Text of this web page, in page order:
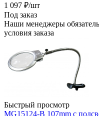
1 097 ₽/шт
Под заказ
Наши менеджеры
условия заказа
Быстрый просмотр
MG15124-B 107mm с